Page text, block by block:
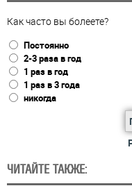
Как часто вы болеете?
Постоянно
2-3 раза в год
1 раз в год
1 раз в 3 года
никогда
ЧИТАЙТЕ ТАКЖЕ: